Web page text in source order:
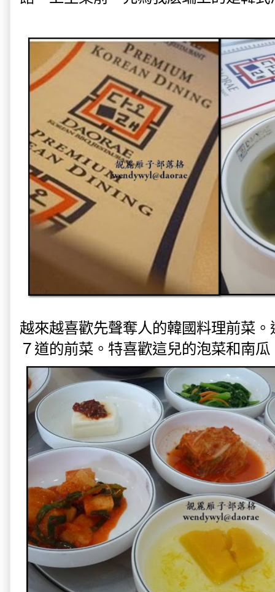
越來越喜歡先聲奪人的韓國料理前菜
７道的前菜。特喜歡這兒的泡菜和南瓜